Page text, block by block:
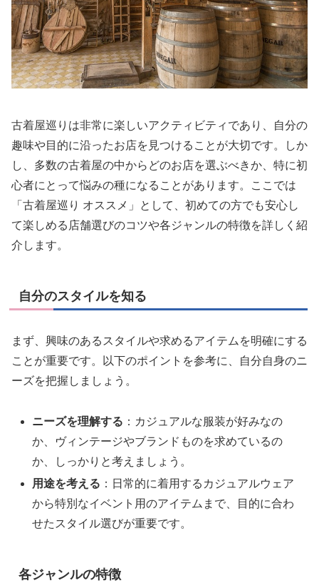
古着屋巡りは非常に楽しいアクティビティであり、自分の
趣味や目的に沿ったお店を見つけることが大切です。しか
し、多数の古着屋の中からどのお店を選ぶべきか、特に初
心者にとって悩みの種になることがあります。ここでは
「古着屋巡り オススメ」として、初めての方でも安心し
て楽しめる店舗選びのコツや各ジャンルの特徴を詳しく紹
介します。
自分のスタイルを知る
まず、興味のあるスタイルや求めるアイテムを明確にする
ことが重要です。以下のポイントを参考に、自分自身のニ
ーズを把握しましょう。
ニーズを理解する ：カジュアルな服装が好みなの
か、ヴィンテージやブランドものを求めているの
か、しっかりと考えましょう。
用途を考える ：日常的に着用するカジュアルウェア
から特別なイベント用のアイテムまで、目的に合わ
せたスタイル選びが重要です。
各ジャンルの特徴